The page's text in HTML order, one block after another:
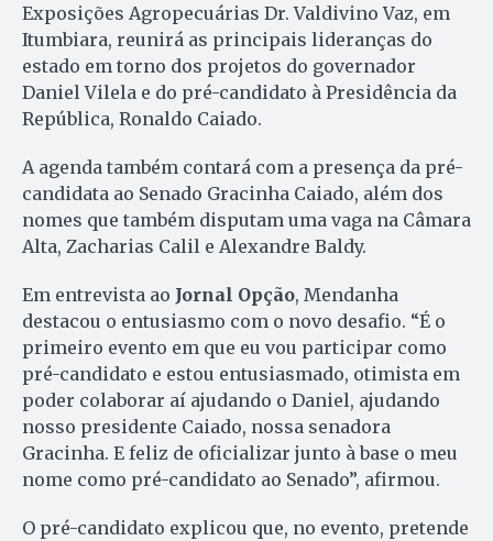
Exposições Agropecuárias Dr. Valdivino Vaz, em
Itumbiara, reunirá as principais lideranças do
estado em torno dos projetos do governador
Daniel Vilela e do pré-candidato à Presidência da
República, Ronaldo Caiado.
A agenda também contará com a presença da pré-
candidata ao Senado Gracinha Caiado, além dos
nomes que também disputam uma vaga na Câmara
Alta, Zacharias Calil e Alexandre Baldy.
Em entrevista ao Jornal Opção, Mendanha
destacou o entusiasmo com o novo desafio. “É o
primeiro evento em que eu vou participar como
pré-candidato e estou entusiasmado, otimista em
poder colaborar aí ajudando o Daniel, ajudando
nosso presidente Caiado, nossa senadora
Gracinha. E feliz de oficializar junto à base o meu
nome como pré-candidato ao Senado”, afirmou.
O pré-candidato explicou que, no evento, pretende